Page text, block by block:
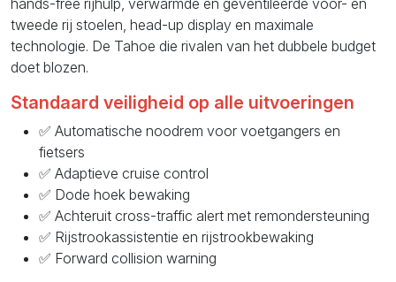
hands-free rijhulp, verwarmde en geventileerde voor- en
tweede rij stoelen, head-up display en maximale
technologie. De Tahoe die rivalen van het dubbele budget
doet blozen.
Standaard veiligheid op alle uitvoeringen
✅ Automatische noodrem voor voetgangers en
fietsers
✅ Adaptieve cruise control
✅ Dode hoek bewaking
✅ Achteruit cross-traffic alert met remondersteuning
✅ Rijstrookassistentie en rijstrookbewaking
✅ Forward collision warning